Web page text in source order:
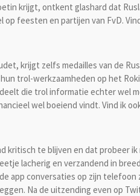
krijgt, ontkent glashard dat
feesten en partijen van FvD.
krijgt zelfs medailles van de
trol-werkzaamheden op het
die trol informatie echter wel
wel boeiend vindt. Vind ik
kritisch te blijven en dat probeer
lacherig en verzandend in
app conversaties op zijn
Na de uitzending even op